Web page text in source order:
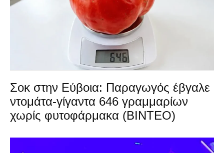
Σοκ στην Εύβοια: Παραγωγός έβγαλε
ντομάτα-γίγαντα 646 γραμμαρίων
χωρίς φυτοφάρμακα (ΒΙΝΤΕΟ)